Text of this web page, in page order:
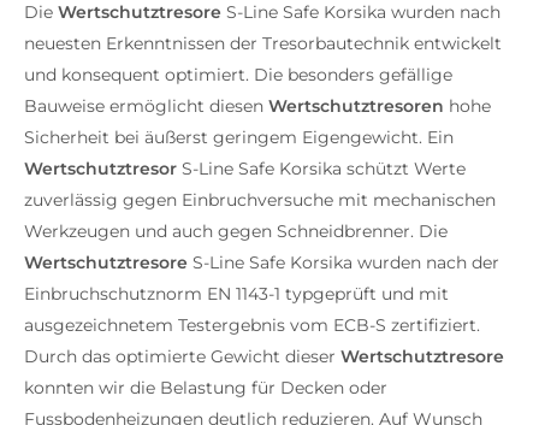
Die Wertschutztresore S-Line Safe Korsika wurden nach
neuesten Erkenntnissen der Tresorbautechnik entwickelt
und konsequent optimiert. Die besonders gefällige
Bauweise ermöglicht diesen Wertschutztresoren hohe
Sicherheit bei äußerst geringem Eigengewicht. Ein
Wertschutztresor S-Line Safe Korsika schützt Werte
zuverlässig gegen Einbruchversuche mit mechanischen
Werkzeugen und auch gegen Schneidbrenner. Die
Wertschutztresore S-Line Safe Korsika wurden nach der
Einbruchschutznorm EN 1143-1 typgeprüft und mit
ausgezeichnetem Testergebnis vom ECB-S zertifiziert.
Durch das optimierte Gewicht dieser Wertschutztresore
konnten wir die Belastung für Decken oder
Fussbodenheizungen deutlich reduzieren. Auf Wunsch